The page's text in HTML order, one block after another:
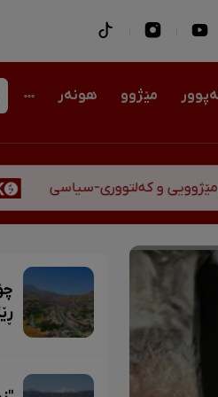
مێژوو هونەر
سیاسی قاسملوو،